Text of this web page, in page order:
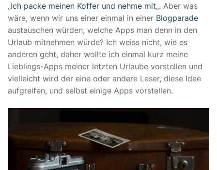
„Ich packe meinen Koffer und nehme mit„. Aber was
wäre, wenn wir uns einer einmal in einer Blogparade
austauschen würden, welche Apps man denn in den
Urlaub mitnehmen würde? Ich weiss nicht, wie es
anderen geht, daher wollte ich einmal kurz meine
Lieblings-Apps meiner letzten Urlaube vorstellen und
vielleicht wird der eine oder andere Leser, diese Idee
aufgreifen, und selbst einige Apps vorstellen.